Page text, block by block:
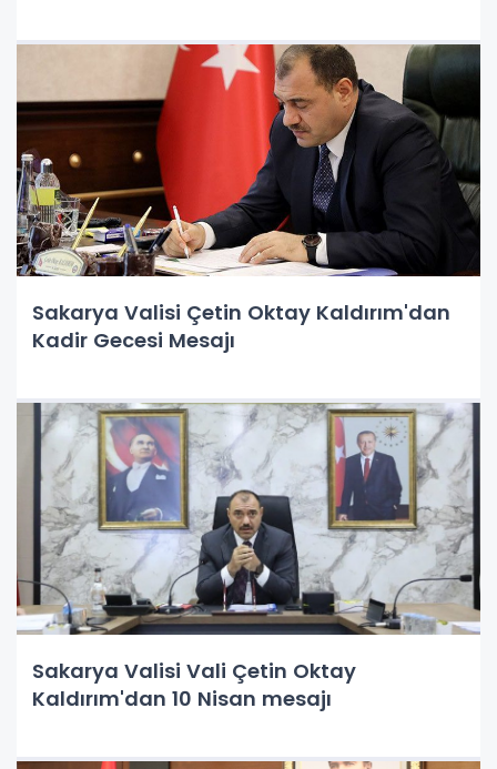
Sakarya Valisi Çetin Oktay Kaldırım'dan
Kadir Gecesi Mesajı
Sakarya Valisi Vali Çetin Oktay
Kaldırım'dan 10 Nisan mesajı